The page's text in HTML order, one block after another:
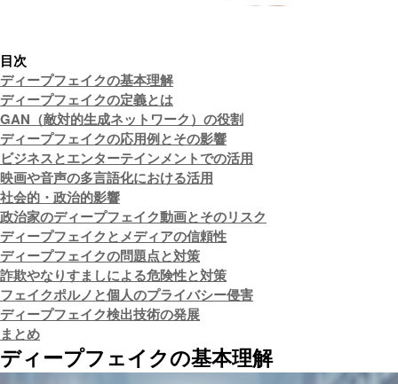
目次
ディープフェイクの基本理解
ディープフェイクの定義とは
GAN（敵対的生成ネットワーク）の役割
ディープフェイクの応用例とその影響
ビジネスとエンターテインメントでの活用
映画や音声の多言語化における活用
社会的・政治的影響
政治家のディープフェイク動画とそのリスク
ディープフェイクとメディアの信頼性
ディープフェイクの問題点と対策
詐欺やなりすましによる危険性と対策
フェイクポルノと個人のプライバシー侵害
ディープフェイク検出技術の発展
まとめ
ディープフェイクの基本理解